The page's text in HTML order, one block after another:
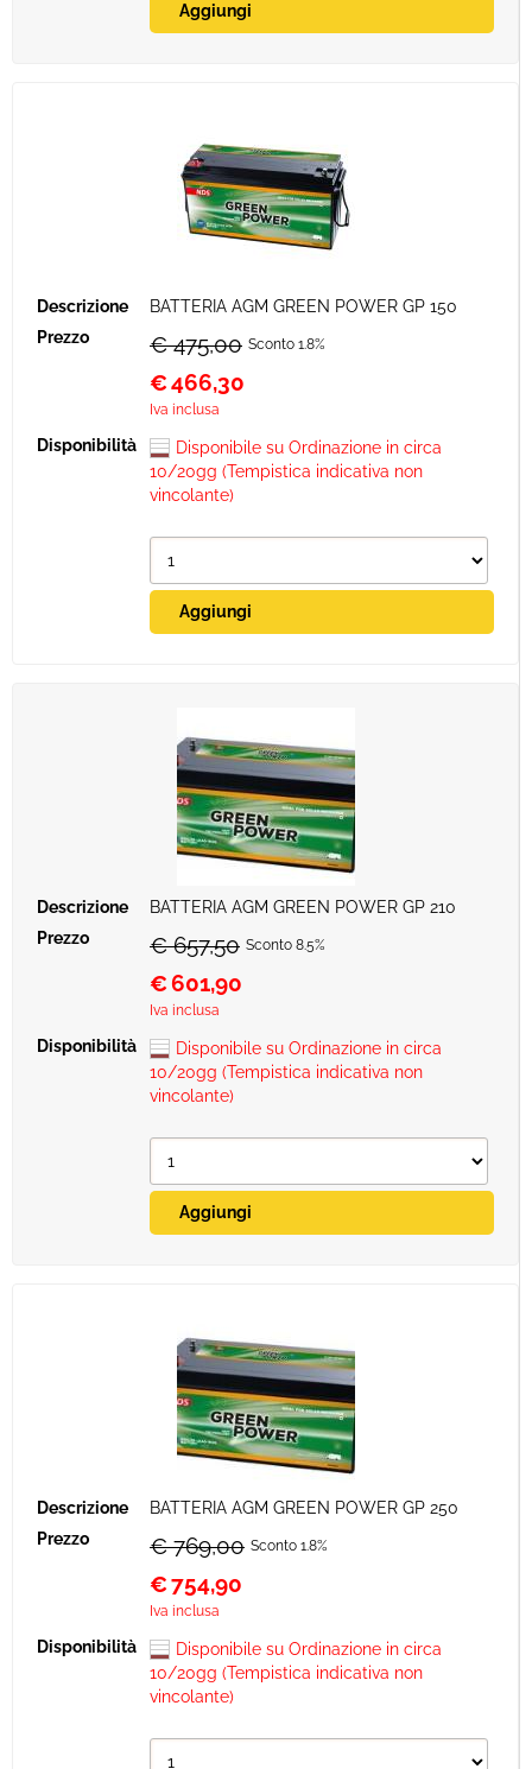
BATTERIA AGM GREEN POWER GP 150
€ 475,00 Sconto 1.8%
€466,30
Iva inclusa
Disponibile su Ordinazione in circa
10/20gg (Tempistica indicativa non
vincolante)
BATTERIA AGM GREEN POWER GP 210
€ 657,50 Sconto 8.5%
€601,90
Iva inclusa
Disponibile su Ordinazione in circa
10/20gg (Tempistica indicativa non
vincolante)
BATTERIA AGM GREEN POWER GP 250
€ 769,00 Sconto 1.8%
€754,90
Iva inclusa
Disponibile su Ordinazione in circa
10/20gg (Tempistica indicativa non
vincolante)